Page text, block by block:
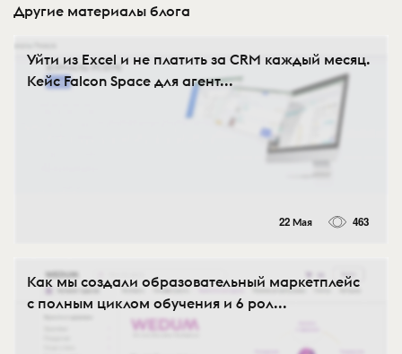
Другие материалы блога
Уйти из Excel и не платить за CRM каждый месяц.
Кейс Falcon Space для агент...
22 Мая 463
Как мы создали образовательный маркетплейс
с полным циклом обучения и 6 рол...